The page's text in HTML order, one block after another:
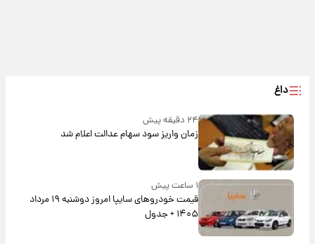
داغ
۲۴ دقیقه پیش
زمان واریز سود سهام عدالت اعلام شد
قیمت خودروهای سایپا امروز دوشنبه ۱۹ مرداد
۱۴۰۵ + جدول